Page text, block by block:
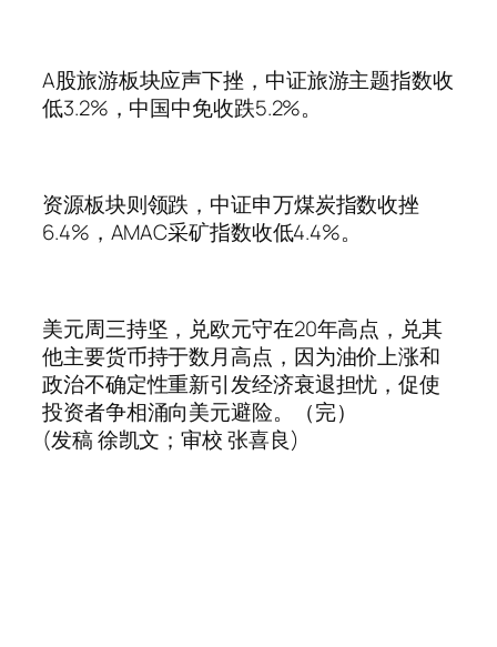
A股旅游板块应声下挫，中证旅游主题指数收
低3.2%，中国中免收跌5.2%。
资源板块则领跌，中证申万煤炭指数收挫
6.4%，AMAC采矿指数收低4.4%。
美元周三持坚，兑欧元守在20年高点，兑其
他主要货币持于数月高点，因为油价上涨和
政治不确定性重新引发经济衰退担忧，促使
投资者争相涌向美元避险。（完）
(发稿 徐凯文；审校 张喜良)